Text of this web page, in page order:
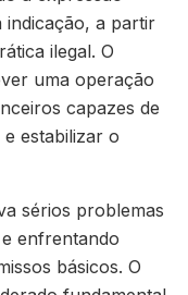
indicação, a partir
ilegal. O
uma operação
capazes de
estabilizar o
sérios problemas
enfrentando
básicos. O